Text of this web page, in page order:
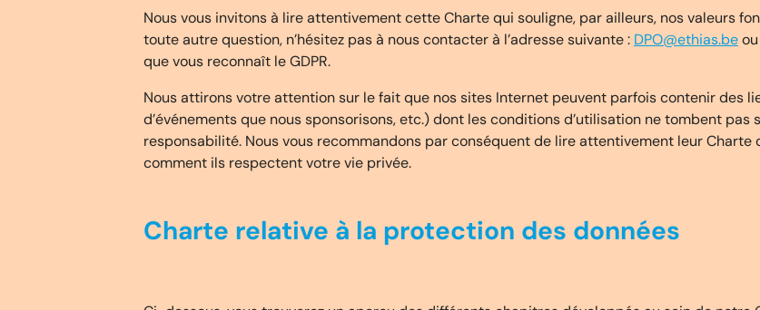
Nous vous invitons à lire attentivement cette Charte qui souligne, par ailleurs, nos valeurs
toute autre question, n’hésitez pas à nous contacter à l’adresse suivante : DPO@ethias.beou
que vous reconnaît le GDPR.
Nous attirons votre attention sur le fait que nos sites Internet peuvent parfois contenir des
d’événements que nous sponsorisons, etc.) dont les conditions d’utilisation ne tombent
responsabilité. Nous vous recommandons par conséquent de lire attentivement leur
comment ils respectent votre vie privée.
Charte relative à la protection des données